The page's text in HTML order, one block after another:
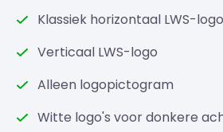
Klassiek horizontaal LWS-
Verticaal LWS-logo
Alleen logopictogram
Witte logo's voor donkere